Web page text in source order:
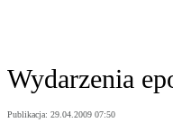
Wydarzenia
Publikacja: 29.04.2009 07:50